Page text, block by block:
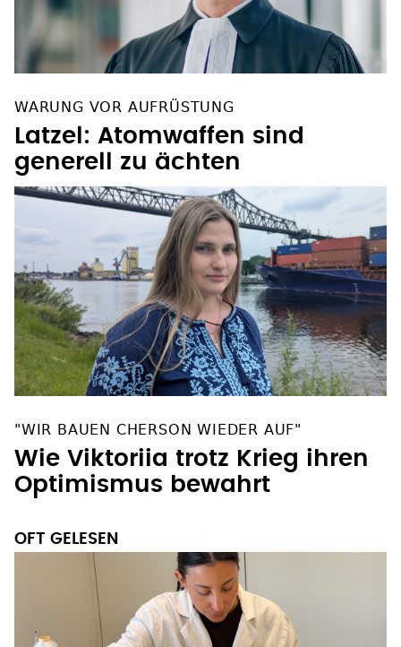
WARUNG VOR AUFRÜSTUNG
Latzel: Atomwaffen sind
generell zu ächten
"WIR BAUEN CHERSON WIEDER AUF"
Wie Viktoriia trotz Krieg ihren
Optimismus bewahrt
OFT GELESEN